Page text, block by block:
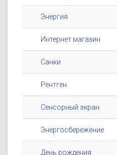
Энергия
Интернет магазин
Санки
Рентген
Сенсорный экран
Энергосбережение
День рождения